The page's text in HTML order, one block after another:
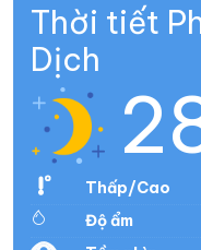
Thời tiết
Dịch
Thấp/Cao
Độ ẩm